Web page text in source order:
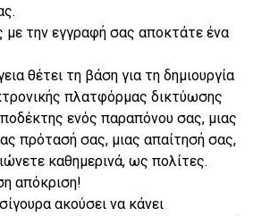
την εγγραφή σας αποκτάτε ένα
θέτει τη βάση για τη δημιουργία
πλατφόρμας δικτύωσης
ενός παραπόνου σας, μιας
πρότασή σας, μιας απαίτησή σας,
καθημερινά, ως πολίτες.
απόκριση!
ακούσει να κάνει